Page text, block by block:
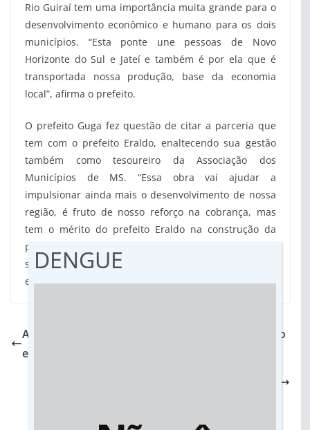
Rio Guiraí tem uma importância muita grande para o
desenvolvimento econômico e humano para os dois
municípios. “Esta ponte une pessoas de Novo
Horizonte do Sul e Jateí e também é por ela que é
transportada nossa produção, base da economia
local”, afirma o prefeito.
O prefeito Guga fez questão de citar a parceria que
tem com o prefeito Eraldo, enaltecendo sua gestão
também como tesoureiro da Associação dos
Municípios de MS. “Essa obra vai ajudar a
impulsionar ainda mais o desenvolvimento de nossa
região, é fruto de nosso reforço na cobrança, mas
tem o mérito do prefeito Eraldo na construção da
ponte política com o governador Reinaldo e o então
secretário de Infraestrutura, Eduardo Riedel”,
enfatiza Guga.
Assembléia de MS aprova proibição de nepotismo
em órgãos do Estado
DENGUE